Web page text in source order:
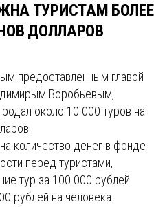
ТУРИСТАМ БОЛЕЕ
ДОЛЛАРОВ
предоставленным главой
Воробьевым,
около 10 000 туров на
количество денег в фонде
перед туристами,
тур за 100 000 рублей
рублей на человека.